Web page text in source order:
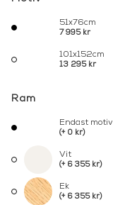
51x76cm
7 995 kr
101x152cm
13 295 kr
Ram
Endast motiv
(+ 0 kr)
Vit
(+ 6 355 kr)
Ek
(+ 6 355 kr)